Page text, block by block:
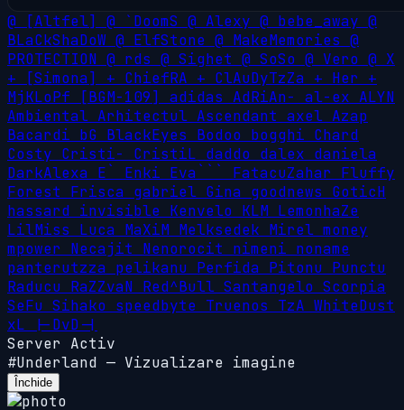
@ [Altfel] @ `DoomS @ Alexy @ bebe_away @
BLaCkShaDoW @ ElfStone @ MakeMemories @
PROTECTION @ rds @ Sighet @ SoSo @ Vero @ X
+
[Simona] + ChiefRA + ClAuDyTzZa + Her +
MjKLoPf
[BGM-109] adidas AdRiAn- al-ex ALYN
Ambiental Arhitectul Ascendant axel Azap
Bacardi bG BlackEyes Bodoo bogghi Chard
Costy Cristi- CristiL daddo dalex daniela
DarkAlexa E` Enki Eva``` FatacuZahar Fluffy
Forest Frisca gabriel Gina goodnews GoticH
hassard invisible Kenvelo KLM LemonhaZe
LilMiss Luca MaXiM Melksedek Mirel money
mpower Necajit Nenorocit nimeni noname
panterutzza pelikanu Perfida Pitonu Punctu
Raducu RaZZvaN Red^Bull Santangelo Scorpia
SeFu Sihako speedbyte Truenos TzA WhiteDust
xL
|-DvD-|
Server Activ
#Underland — Vizualizare imagine
Închide